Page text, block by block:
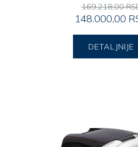
169.218,00
148.000,00
DETALJNIJE